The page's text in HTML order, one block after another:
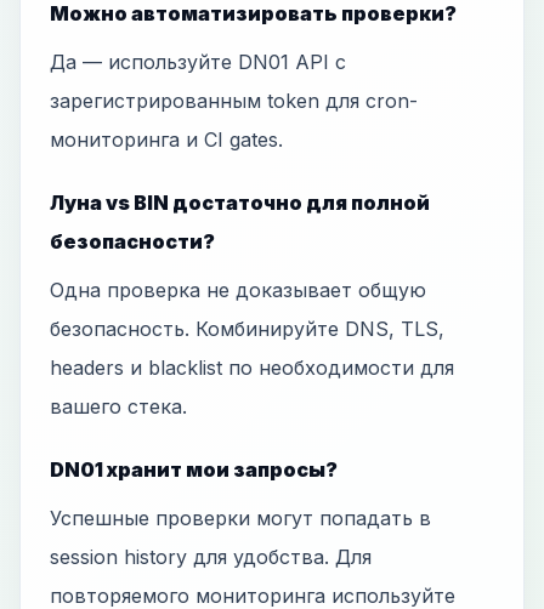
Можно автоматизировать проверки?
Да — используйте DN01 API с
зарегистрированным token для cron-
мониторинга и CI gates.
Луна vs BIN достаточно для полной
безопасности?
Одна проверка не доказывает общую
безопасность. Комбинируйте DNS, TLS,
headers и blacklist по необходимости для
вашего стека.
DN01 хранит мои запросы?
Успешные проверки могут попадать в
session history для удобства. Для
повторяемого мониторинга используйте